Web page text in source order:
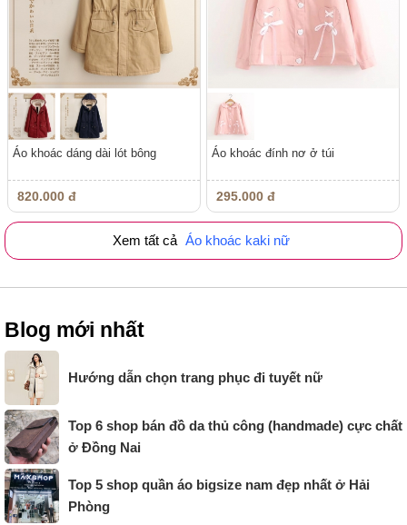
Áo khoác dáng dài lót bông
820.000 đ
Áo khoác đính nơ ở túi
295.000 đ
Xem tất cả Áo khoác kaki nữ
Blog mới nhất
Hướng dẫn chọn trang phục đi tuyết nữ
Top 6 shop bán đồ da thủ công (handmade) cực chất
ở Đồng Nai
Top 5 shop quần áo bigsize nam đẹp nhất ở Hải
Phòng